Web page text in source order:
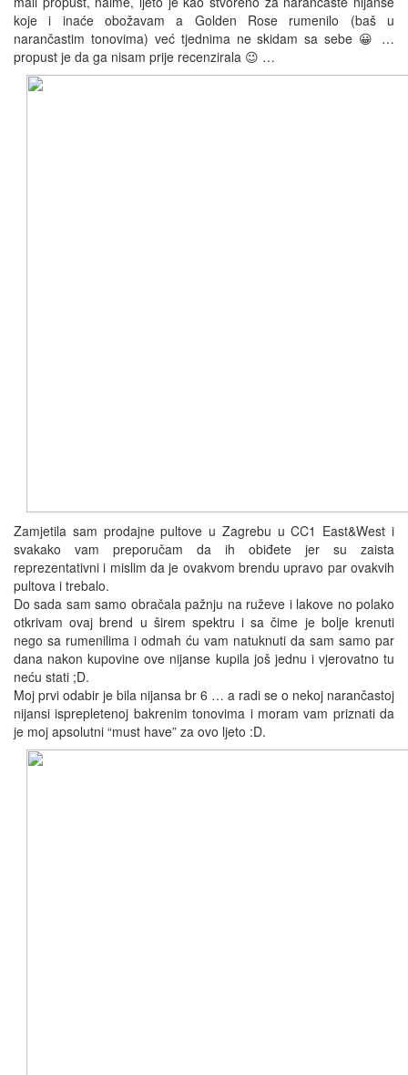
koje i inaće obožavam a Golden Rose rumenilo (baš u
narančastim tonovima) već tjednima ne skidam sa sebe 😀 …
propust je da ga nisam prije recenzirala 😉 …
Zamjetila sam prodajne pultove u Zagrebu u CC1 East&West i
svakako vam preporučam da ih obiđete jer su zaista
reprezentativni i mislim da je ovakvom brendu upravo par ovakvih
pultova i trebalo.
Do sada sam samo obračala pažnju na ruževe i lakove no polako
otkrivam ovaj brend u širem spektru i sa čime je bolje krenuti
nego sa rumenilima i odmah ću vam natuknuti da sam samo par
dana nakon kupovine ove nijanse kupila još jednu i vjerovatno tu
neću stati ;D.
Moj prvi odabir je bila nijansa br 6 … a radi se o nekoj narančastoj
nijansi isprepletenoj bakrenim tonovima i moram vam priznati da
je moj apsolutni “must have” za ovo ljeto :D.